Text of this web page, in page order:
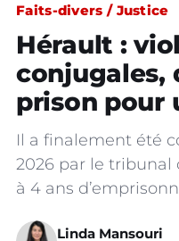
Faits-divers / Justice
Hérault :
conjugales,
prison pour
Il a finalement été
2026 par le tribunal
à 4 ans
Linda Mansouri